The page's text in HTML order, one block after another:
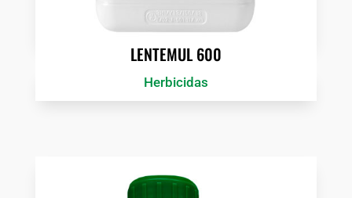
LENTEMUL 600
Herbicidas